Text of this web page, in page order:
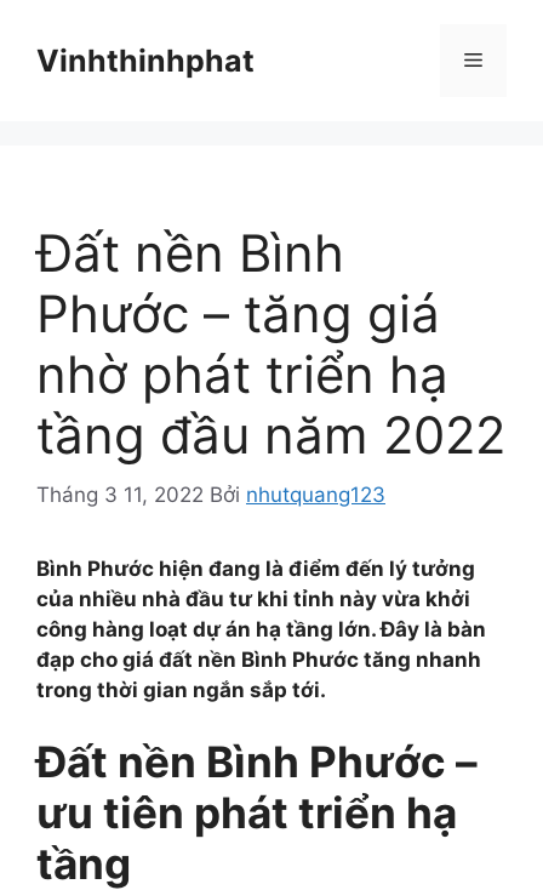
Vinhthinhphat Menu
Đất nền Bình
Phước – tăng giá
nhờ phát triển hạ
tầng đầu năm 2022
Tháng 3 11, 2022 Bởi nhutquang123
Bình Phước hiện đang là điểm đến lý tưởng
của nhiều nhà đầu tư khi tỉnh này vừa khởi
công hàng loạt dự án hạ tầng lớn. Đây là bàn
đạp cho giá đất nền Bình Phước tăng nhanh
trong thời gian ngắn sắp tới.
Đất nền Bình Phước –
ưu tiên phát triển hạ
tầng